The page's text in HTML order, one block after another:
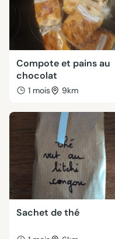
Compote et pains au
chocolat
1 mois 9km
Sachet de thé